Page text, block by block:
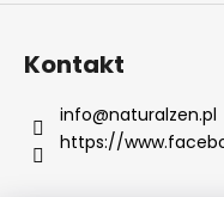
P
Kontakt
info@naturalzen.pl
https://